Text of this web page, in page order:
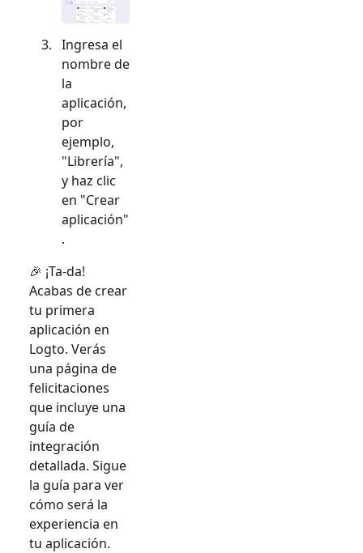
Ingresa el
nombre de
la
aplicación,
por
ejemplo,
"Librería",
y haz clic
en "Crear
aplicación"
.
🎉 ¡Ta-da!
Acabas de crear
tu primera
aplicación en
Logto. Verás
una página de
felicitaciones
que incluye una
guía de
integración
detallada. Sigue
la guía para ver
cómo será la
experiencia en
tu aplicación.